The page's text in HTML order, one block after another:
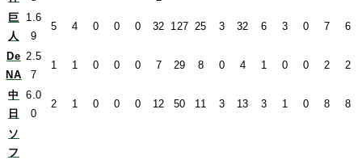
巨
人
1.6
9
5 4 0 0 0 32 127 25 3 32 6 3 0 7 6
De
NA
2.5
7
1 1 0 0 0 7 29 8 0 4 1 0 0 2 2
中
日
6.0
0
2 1 0 0 0 12 50 11 3 13 3 1 0 8 8
ソ
フ